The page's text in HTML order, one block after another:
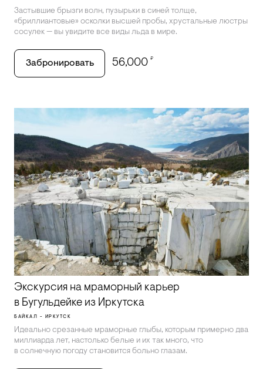
Застывшие брызги волн, пузырьки в синей толще,
«бриллиантовые» осколки высшей пробы, хрустальные люстры
сосулек — вы увидите все виды льда в мире.
Забронировать 56,000 ₽
Экскурсия на мраморный карьер
в Бугульдейке из Иркутска
БАЙКАЛ - ИРКУТСК
Идеально срезанные мраморные глыбы, которым примерно два
миллиарда лет, настолько белые и их так много, что
в солнечную погоду становится больно глазам.